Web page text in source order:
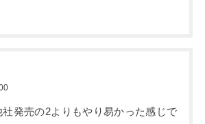
社発売の2よりもやり易かった感じで